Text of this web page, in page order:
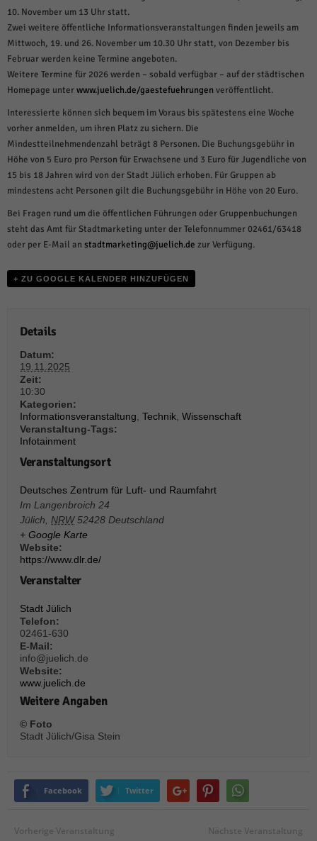
10. November um 13 Uhr statt.
Zwei weitere öffentliche Informationsveranstaltungen finden jeweils am
Mittwoch, 19. und 26. November um 10.30 Uhr statt, von Dezember bis
Februar werden keine Termine angeboten.
Weitere Termine für 2026 werden – sobald verfügbar – auf der städtischen
Homepage unterwww.juelich.de/gaestefuehrungenveröffentlicht.
Interessierte können sich bequem im Voraus bis spätestens eine Woche
vorher anmelden, um ihren Platz zu sichern. Die
Mindestteilnehmendenzahl beträgt 8 Personen. Die Buchungsgebühr in
Höhe von 5 Euro pro Person für Erwachsene und 3 Euro für Jugendliche von
15 bis 18 Jahren wird von der Stadt Jülich erhoben. Für Gruppen ab
mindestens acht Personen gilt die Buchungsgebühr in Höhe von 20 Euro.
Bei Fragen rund um die öffentlichen Führungen oder Gruppenbuchungen
steht das Amt für Stadtmarketing unter der Telefonnummer 02461/63418
oder per E-Mail an stadtmarketing@juelich.de zur Verfügung.
+ ZU GOOGLE KALENDER HINZUFÜGEN
Details
Datum:
19.11.2025
Zeit:
10:30
Kategorien:
Informationsveranstaltung,Technik,Wissenschaft
Veranstaltung-Tags:
Infotainment
Veranstaltungsort
Deutsches Zentrum für Luft- und Raumfahrt
Im Langenbroich 24
Jülich, NRW 52428 Deutschland
+ Google Karte
Website:
https://www.dlr.de/
Veranstalter
Stadt Jülich
Telefon:
02461-630
E-Mail:
info@juelich.de
Website:
www.juelich.de
Weitere Angaben
© Foto
Stadt Jülich/Gisa Stein
Facebook Twitter
Vorherige Veranstaltung Nächste Veranstaltung
auswählen.
Alle akzeptieren Speichern und weiter
Zurück
Datenschutzeinstellungen
Essenzielle Cookies ermöglichen grundlegende Funktionen und sind für die
einwandfreie Funktion der Website erforderlich.
Cookie-Informationen anzeigen
Statistiken (1)
Statistik Cookies erfassen Informationen anonym. Diese Informationen helfen
uns zu verstehen, wie unsere Besucher unsere Website nutzen.
Cookie-Informationen anzeigen
Marketing (1)
Externe Medien (6)
Inhalte von Videoplattformen und Social-Media-Plattformen werden
standardmäßig blockiert. Wenn Cookies von externen Medien akzeptiert
werden, bedarf der Zugriff auf diese Inhalte keiner manuellen Einwilligung
mehr.
powered by Borlabs Cookie